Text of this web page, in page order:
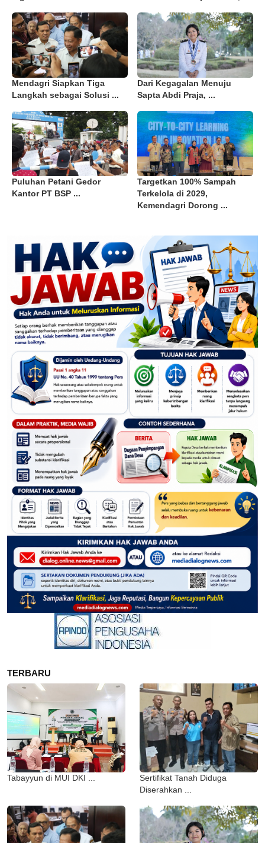
Mendagri Siapkan Tiga
Langkah sebagai Solusi ...
Dari Kegagalan Menuju
Sapta Abdi Praja, ...
Puluhan Petani Gedor
Kantor PT BSP ...
Targetkan 100% Sampah
Terkelola di 2029,
Kemendagri Dorong ...
TERBARU
Tabayyun di MUI DKI ...
Sertifikat Tanah Diduga
Diserahkan ...